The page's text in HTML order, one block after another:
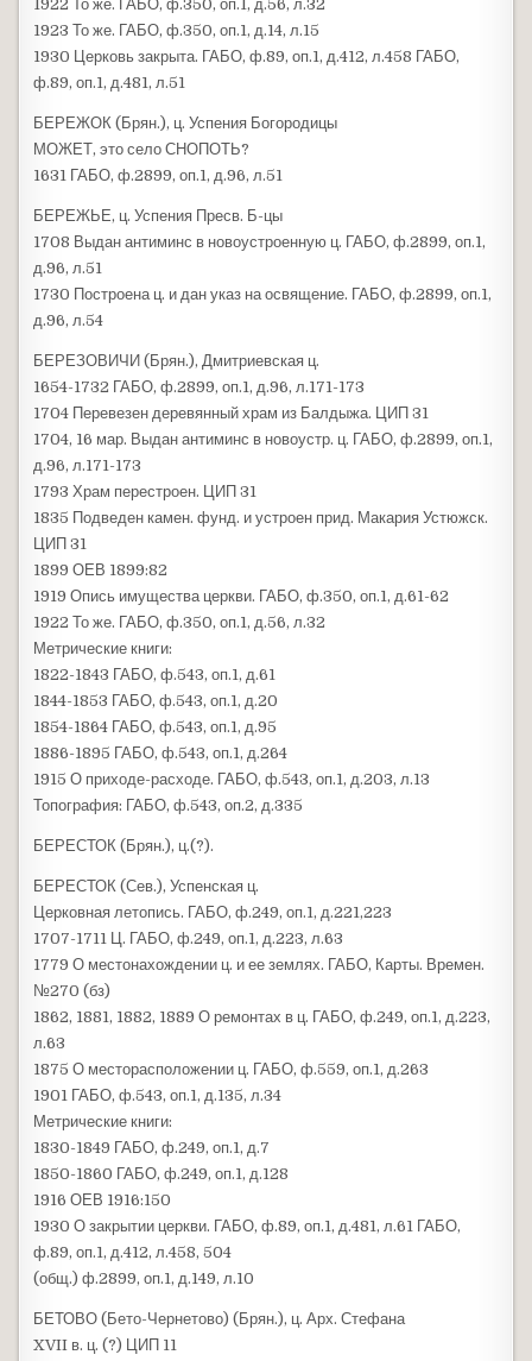
1922 То же. ГАБО, ф.350, оп.1, д.56, л.32
1923 То же. ГАБО, ф.350, оп.1, д.14, л.15
1930 Церковь закрыта. ГАБО, ф.89, оп.1, д.412, л.458 ГАБО,
ф.89, оп.1, д.481, л.51
БЕРЕЖОК (Брян.), ц. Успения Богородицы
МОЖЕТ, это село СНОПОТЬ?
1631 ГАБО, ф.2899, оп.1, д.96, л.51
БЕРЕЖЬЕ, ц. Успения Пресв. Б-цы
1708 Выдан антиминс в новоустроенную ц. ГАБО, ф.2899, оп.1,
д.96, л.51
1730 Построена ц. и дан указ на освящение. ГАБО, ф.2899, оп.1,
д.96, л.54
БЕРЕЗОВИЧИ (Брян.), Дмитриевская ц.
1654-1732 ГАБО, ф.2899, оп.1, д.96, л.171-173
1704 Перевезен деревянный храм из Балдыжа. ЦИП 31
1704, 16 мар. Выдан антиминс в новоустр. ц. ГАБО, ф.2899, оп.1,
д.96, л.171-173
1793 Храм перестроен. ЦИП 31
1835 Подведен камен. фунд. и устроен прид. Макария Устюжск.
ЦИП 31
1899 ОЕВ 1899:82
1919 Опись имущества церкви. ГАБО, ф.350, оп.1, д.61-62
1922 То же. ГАБО, ф.350, оп.1, д.56, л.32
Метрические книги:
1822-1843 ГАБО, ф.543, оп.1, д.61
1844-1853 ГАБО, ф.543, оп.1, д.20
1854-1864 ГАБО, ф.543, оп.1, д.95
1886-1895 ГАБО, ф.543, оп.1, д.264
1915 О приходе-расходе. ГАБО, ф.543, оп.1, д.203, л.13
Топография: ГАБО, ф.543, оп.2, д.335
БЕРЕСТОК (Брян.), ц.(?).
БЕРЕСТОК (Сев.), Успенская ц.
Церковная летопись. ГАБО, ф.249, оп.1, д.221,223
1707-1711 Ц. ГАБО, ф.249, оп.1, д.223, л.63
1779 О местонахождении ц. и ее землях. ГАБО, Карты. Времен.
№270 (бз)
1862, 1881, 1882, 1889 О ремонтах в ц. ГАБО, ф.249, оп.1, д.223,
л.63
1875 О месторасположении ц. ГАБО, ф.559, оп.1, д.263
1901 ГАБО, ф.543, оп.1, д.135, л.34
Метрические книги:
1830-1849 ГАБО, ф.249, оп.1, д.7
1850-1860 ГАБО, ф.249, оп.1, д.128
1916 ОЕВ 1916:150
1930 О закрытии церкви. ГАБО, ф.89, оп.1, д.481, л.61 ГАБО,
ф.89, оп.1, д.412, л.458, 504
(общ.) ф.2899, оп.1, д.149, л.10
БЕТОВО (Бето-Чернетово) (Брян.), ц. Арх. Стефана
XVII в. ц. (?) ЦИП 11